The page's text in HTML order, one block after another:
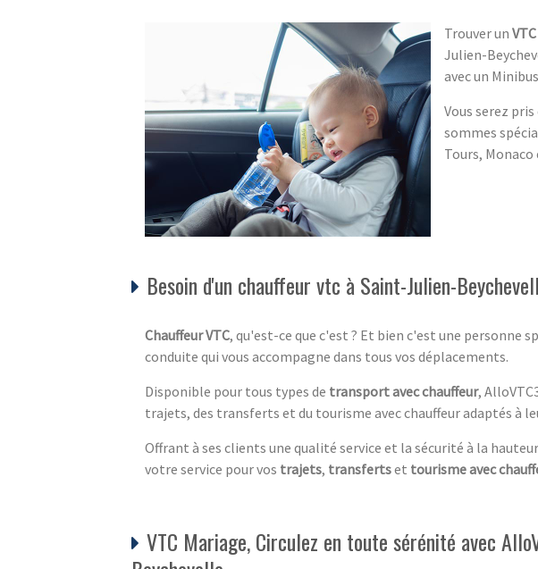
Trouver un VTC
Julien-
avec un
Vous serez
sommes
Tours,
Besoin d'un chauffeur vtc à Saint-Julien-
Chauffeur VTC, qu'est-ce que c'est ? Et bien c'est une personne
conduite qui vous accompagne dans tous vos déplacements.
Disponible pour tous types de transport avec chauffeur,
trajets, des transferts et du tourisme avec chauffeur adaptés à
Offrant à ses clients une qualité service et la sécurité à la
votre service pour vos trajets, transfertset tourisme avec
VTC Mariage, Circulez en toute sérénité avec